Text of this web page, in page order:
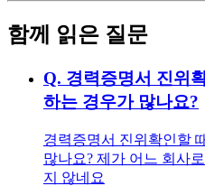
함께 읽은 질문
Q. 경력증명서 진위
하는 경우가 많나요?
경력증명서 진위확인할
많나요? 제가 어느 회사
지 않네요